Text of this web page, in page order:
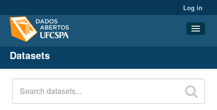
Log in
Datasets
Organizations
Groups
About
Datasets